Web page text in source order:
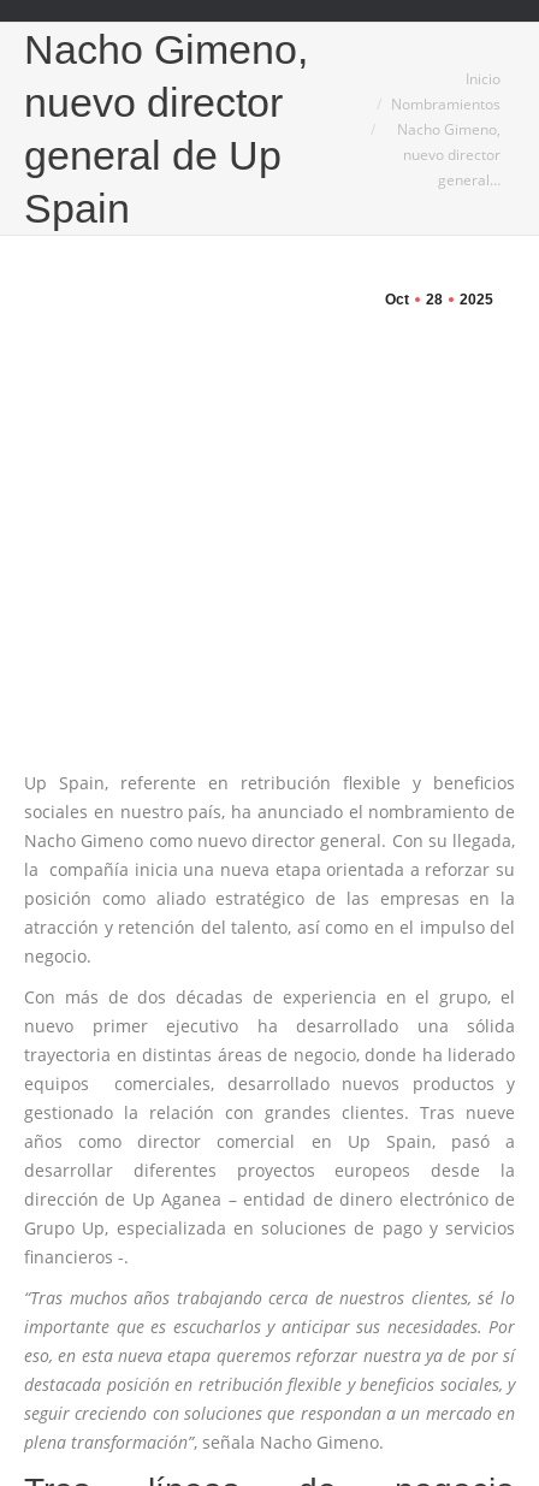
Nacho Gimeno,
nuevo director
general de Up
Spain
Inicio
Nombramientos
Nacho Gimeno,
nuevo director
general…
Oct 28 2025
Up Spain, referente en retribución flexible y beneficios
sociales en nuestro país, ha anunciado el nombramiento de
Nacho Gimeno como nuevo director general. Con su llegada,
la compañía inicia una nueva etapa orientada a reforzar su
posición como aliado estratégico de las empresas en la
atracción y retención del talento, así como en el impulso del
negocio.
Con más de dos décadas de experiencia en el grupo, el
nuevo primer ejecutivo ha desarrollado una sólida
trayectoria en distintas áreas de negocio, donde ha liderado
equipos comerciales, desarrollado nuevos productos y
gestionado la relación con grandes clientes. Tras nueve
años como director comercial en Up Spain, pasó a
desarrollar diferentes proyectos europeos desde la
dirección de Up Aganea – entidad de dinero electrónico de
Grupo Up, especializada en soluciones de pago y servicios
financieros -.
“Tras muchos años trabajando cerca de nuestros clientes, sé lo
importante que es escucharlos y anticipar sus necesidades. Por
eso, en esta nueva etapa queremos reforzar nuestra ya de por sí
destacada posición en retribución flexible y beneficios sociales, y
seguir creciendo con soluciones que respondan a un mercado en
plena transformación”, señala Nacho Gimeno.